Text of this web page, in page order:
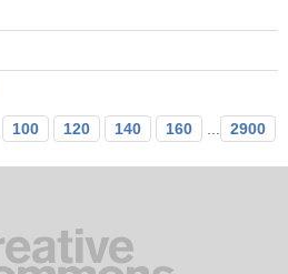
100 120 140 160 ... 2900